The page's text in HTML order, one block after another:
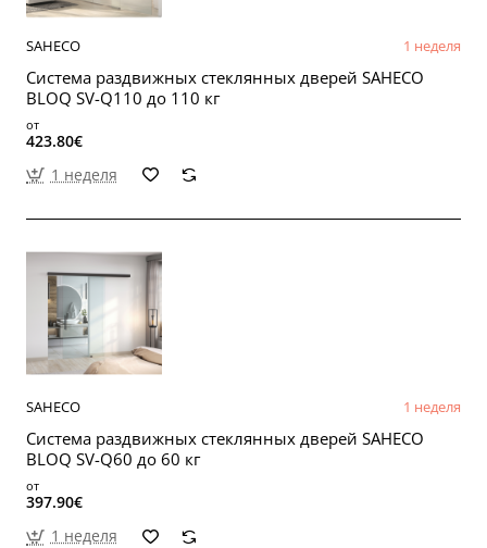
SAHECO 1 неделя
Система раздвижных стеклянных дверей SAHECO
BLOQ SV-Q110 до 110 кг
от
423.80€
1 неделя
SAHECO 1 неделя
Система раздвижных стеклянных дверей SAHECO
BLOQ SV-Q60 до 60 кг
от
397.90€
1 неделя